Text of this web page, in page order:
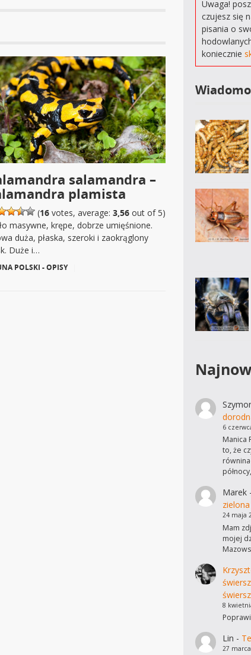
salamandra –
plamista
(16 votes, average: 3,56 out of 5)
masywne, krępe, dobrze umięśnione.
duża, płaska, szeroki i zaokrąglony
Duże i…
POLSKI - OPISY
Uwaga!
czujesz się
pisania o
koniecznie
6
Manica
to, że
Marek
zielona
24 maja
Mam
mojej
8
Lin -
27